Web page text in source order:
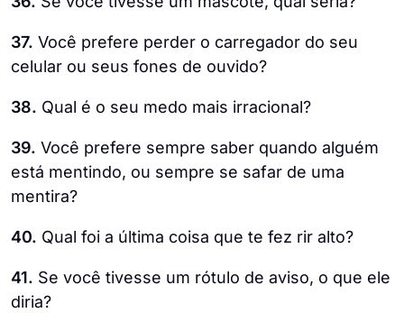
37. Você prefere perder o carregador do seu
celular ou seus fones de ouvido?
38. Qual é o seu medo mais irracional?
39. Você prefere sempre saber quando alguém
está mentindo, ou sempre se safar de uma
mentira?
40. Qual foi a última coisa que te fez rir alto?
41. Se você tivesse um rótulo de aviso, o que ele
diria?